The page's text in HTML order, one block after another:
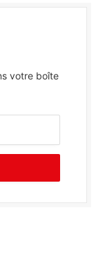
votre boîte